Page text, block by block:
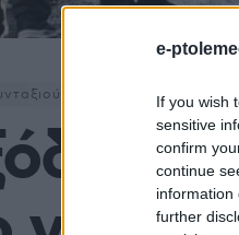
e-
If you wish
sensitive
confirm
continue
information
further